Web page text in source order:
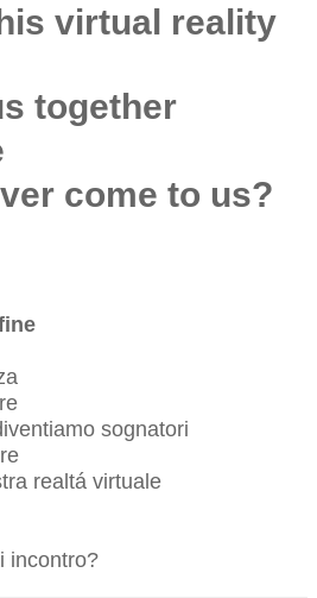
virtual reality
together
come to us?
sognatori
realtá virtuale
incontro?